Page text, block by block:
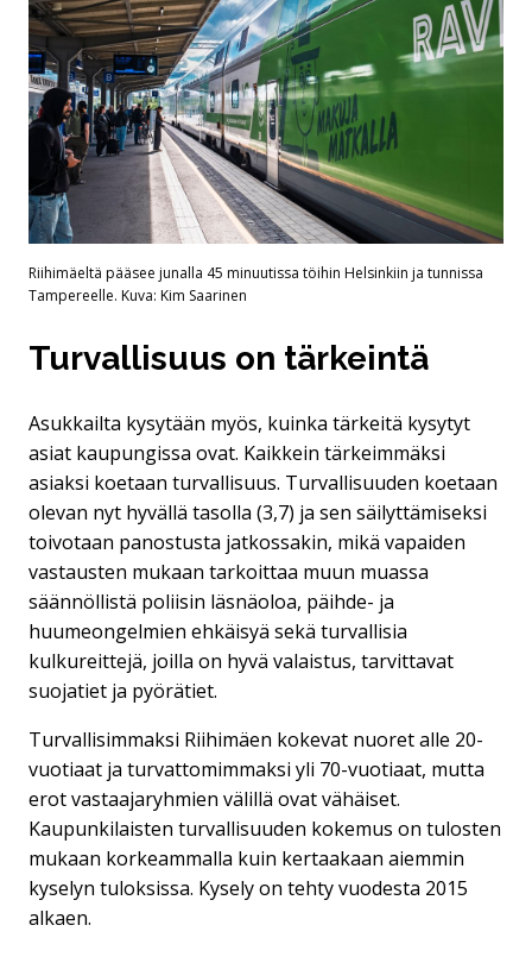
Riihimäeltä pääsee junalla 45 minuutissa töihin Helsinkiin ja tunnissa
Tampereelle. Kuva: Kim Saarinen
Turvallisuus on tärkeintä
Asukkailta kysytään myös, kuinka tärkeitä kysytyt
asiat kaupungissa ovat. Kaikkein tärkeimmäksi
asiaksi koetaan turvallisuus. Turvallisuuden koetaan
olevan nyt hyvällä tasolla (3,7) ja sen säilyttämiseksi
toivotaan panostusta jatkossakin, mikä vapaiden
vastausten mukaan tarkoittaa muun muassa
säännöllistä poliisin läsnäoloa, päihde- ja
huumeongelmien ehkäisyä sekä turvallisia
kulkureittejä, joilla on hyvä valaistus, tarvittavat
suojatiet ja pyörätiet.
Turvallisimmaksi Riihimäen kokevat nuoret alle 20-
vuotiaat ja turvattomimmaksi yli 70-vuotiaat, mutta
erot vastaajaryhmien välillä ovat vähäiset.
Kaupunkilaisten turvallisuuden kokemus on tulosten
mukaan korkeammalla kuin kertaakaan aiemmin
kyselyn tuloksissa. Kysely on tehty vuodesta 2015
alkaen.